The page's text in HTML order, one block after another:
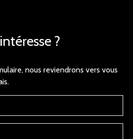
?
nous reviendrons vers vous